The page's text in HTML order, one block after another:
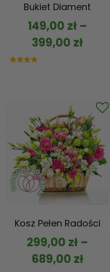
Bukiet Diament
149,00 zł–
399,00 zł
Kosz Pełen Radości
299,00 zł–
689,00 zł